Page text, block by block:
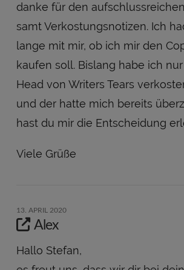
danke für den
samt Verkostungsnotizen. Ich
lange mit mir, ob ich mir den
kaufen soll. Bislang habe ich
Head von Writers Tears
und der hatte mich bereits
hast du mir die Entscheidung
Viele Grüße
13. APRIL 2020
Alex
Hallo Stefan,